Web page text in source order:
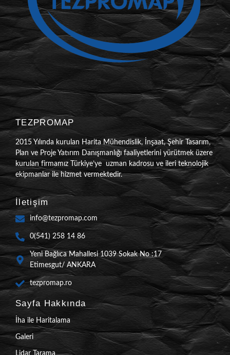
TEZPROMAP
2015 Yılında kurulan Harita Mühendislik, İnşaat, Şehir Tasarım,
Plan ve Proje Yatırım Danışmanlığı faaliyetlerini yürütmek üzere
kurulan firmamız Türkiye’ye uzman kadrosu ve ileri teknolojik
ekipmanlar ile hizmet vermektedir.
İletişim
info@tezpromap.com
0(541) 258 14 86
Yeni Bağlıca Mahallesi 1039 Sokak No :17
Etimesgut/ ANKARA
tezpromap.ro
Sayfa Hakkında
İha ile Haritalama
Galeri
Lidar Tarama